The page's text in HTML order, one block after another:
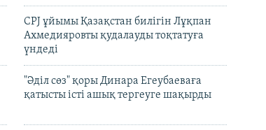
CPJ ұйымы Қазақстан билігін Лұқпан
Ахмедияровты қудалауды тоқтатуға
үндеді
"Әділ сөз" қоры Динара Егеубаеваға
қатысты істі ашық тергеуге шақырды